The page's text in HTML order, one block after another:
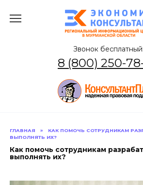
содержанию
Звонок бесплатный:
8 (800) 250-
ГЛАВНАЯ »
КАК ПОМОЧЬ СОТРУДНИКАМ
ВЫПОЛНЯТЬ ИХ?
Как помочь сотрудникам
выполнять их?